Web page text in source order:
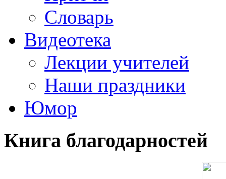
Словарь
Видеотека
Лекции учителей
Наши праздники
Юмор
Книга благодарностей